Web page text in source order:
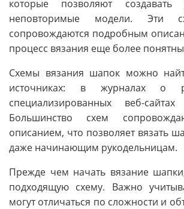
которые позволяют
неповторимые модели. Эти
сопровождаются подробным
процесс вязания еще более
Схемы вязания шапок можно
источниках: в журналах о
специализированных веб-
Большинство схем
описанием, что позволяет вязать
даже начинающим рукодельницам.
Прежде чем начать вязание
подходящую схему. Важно
могут отличаться по сложности и